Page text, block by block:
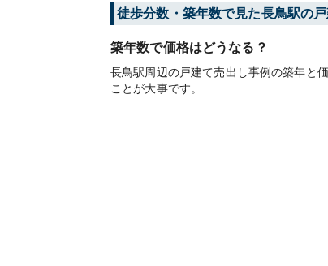
徒歩分数・築年数で見た長鳥駅の
築年数で価格はどうなる？
長鳥駅周辺の戸建て売出し事例の築年と
ことが大事です。